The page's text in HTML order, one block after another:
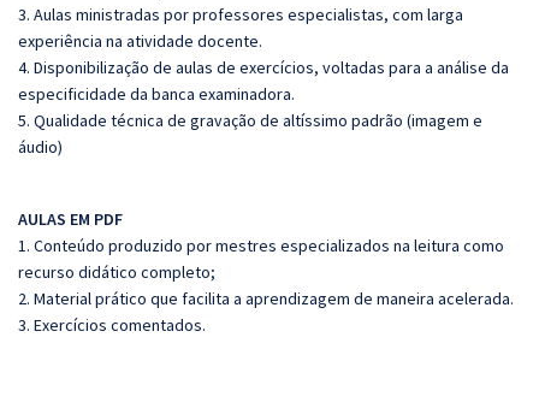
3. Aulas ministradas por professores especialistas, com larga
experiência na atividade docente.
4. Disponibilização de aulas de exercícios, voltadas para a análise da
especificidade da banca examinadora.
5. Qualidade técnica de gravação de altíssimo padrão (imagem e
áudio)
AULAS EM PDF
1. Conteúdo produzido por mestres especializados na leitura como
recurso didático completo;
2. Material prático que facilita a aprendizagem de maneira acelerada.
3. Exercícios comentados.